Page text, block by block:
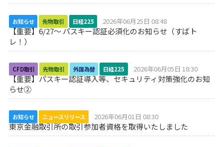
お知らせ 先物取引 日経225 2026年06月25日 08:48
【重要】6/27～ パスキー認証必須化のお知らせ（すばト
レ！）
CFD取引 先物取引 外国為替 日経225 2026年06月05日 18:30
【重要】パスキー認証導入等、セキュリティ対策強化のお知
らせ②
お知らせ ニュースリリース 2026年06月01日 08:30
東京金融取引所の取引参加者資格を取得いたしました